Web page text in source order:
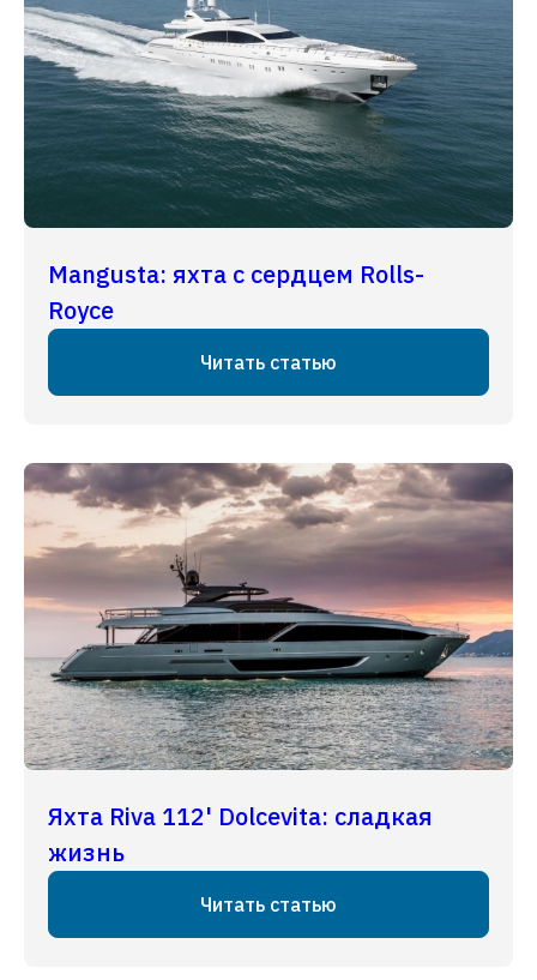
Mangusta: яхта с сердцем Rolls-
Royce
Читать статью
Яхта Riva 112' Dolcevita: сладкая
жизнь
Читать статью